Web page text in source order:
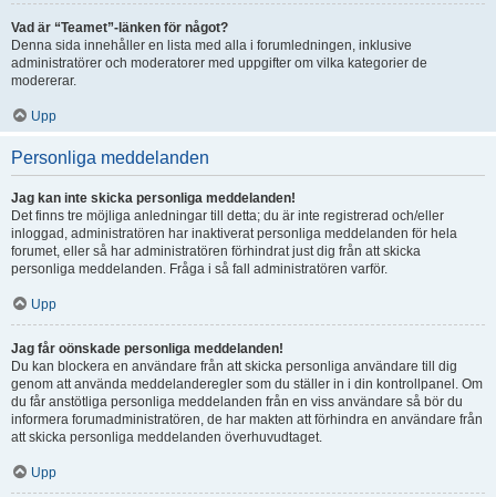
Vad är “Teamet”-länken för något?
Denna sida innehåller en lista med alla i forumledningen, inklusive
administratörer och moderatorer med uppgifter om vilka kategorier de
modererar.
Upp
Personliga meddelanden
Jag kan inte skicka personliga meddelanden!
Det finns tre möjliga anledningar till detta; du är inte registrerad och/eller
inloggad, administratören har inaktiverat personliga meddelanden för hela
forumet, eller så har administratören förhindrat just dig från att skicka
personliga meddelanden. Fråga i så fall administratören varför.
Upp
Jag får oönskade personliga meddelanden!
Du kan blockera en användare från att skicka personliga användare till dig
genom att använda meddelanderegler som du ställer in i din kontrollpanel. Om
du får anstötliga personliga meddelanden från en viss användare så bör du
informera forumadministratören, de har makten att förhindra en användare från
att skicka personliga meddelanden överhuvudtaget.
Upp